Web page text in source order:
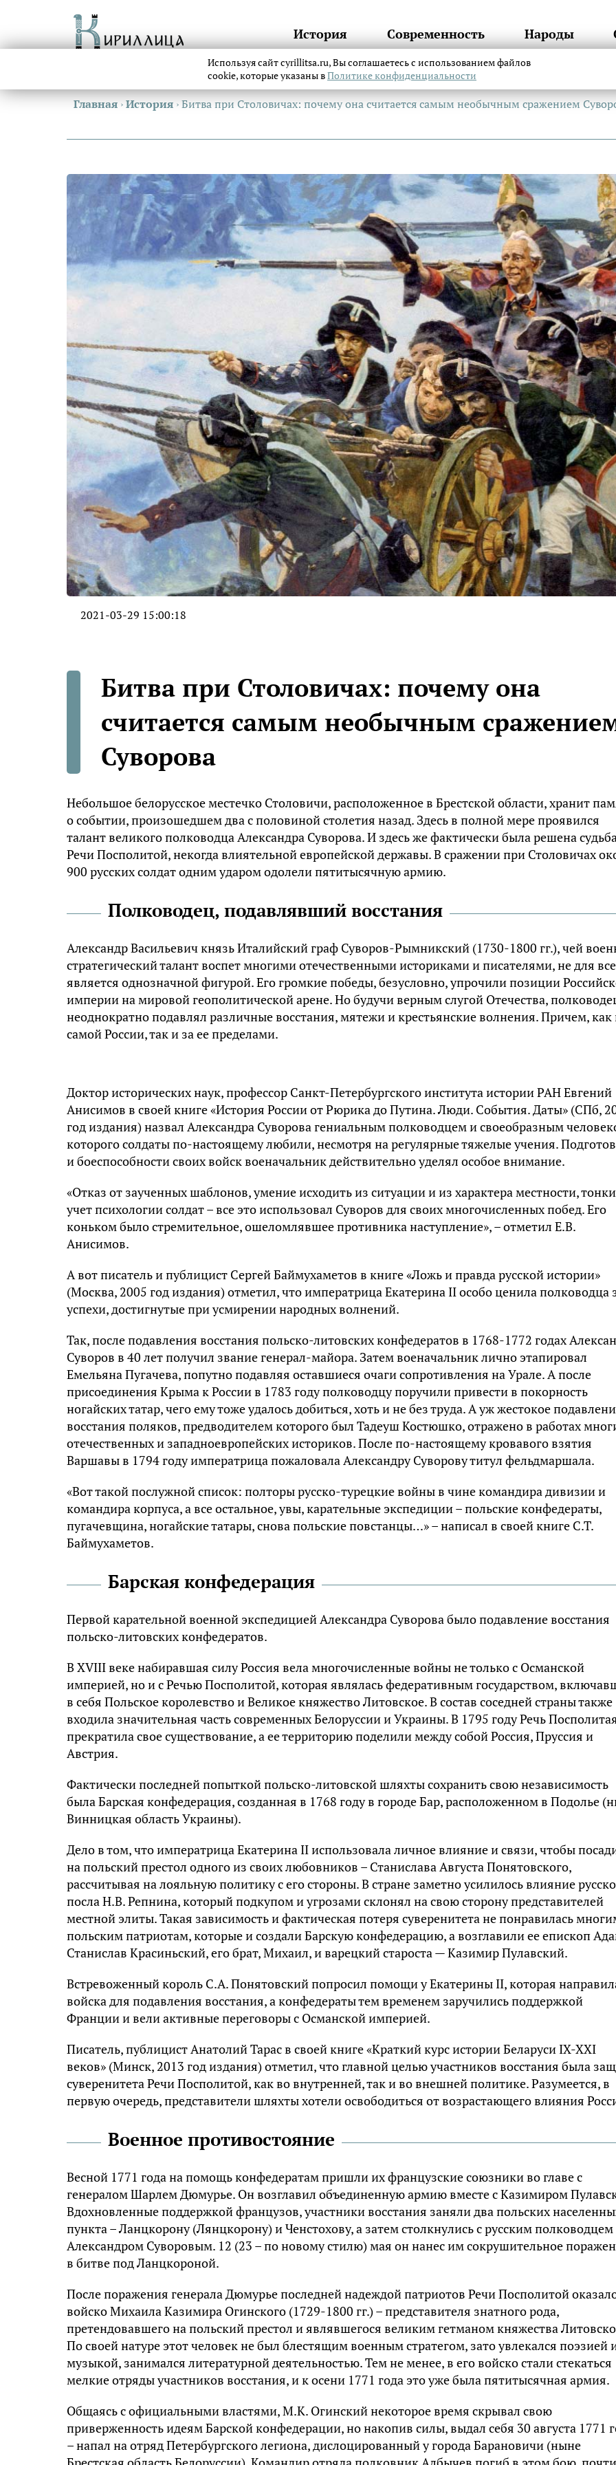
История Современность Народы
Главная ›История ›Битва при Столовичах: почему она считается самым необычным сражением
2021-03-29 15:00:18
Битва при Столовичах: почему она
считается самым необычным
Суворова
Небольшое белорусское местечко Столовичи, расположенное в Брестской области, хранит
о событии, произошедшем два с половиной столетия назад. Здесь в полной мере проявился
талант великого полководца Александра Суворова. И здесь же фактически была решена
Речи Посполитой, некогда влиятельной европейской державы. В сражении при Столовичах
900 русских солдат одним ударом одолели пятитысячную армию.
Полководец, подавлявший восстания
Александр Васильевич князь Италийский граф Суворов-Рымникский (1730-1800 гг.), чей
стратегический талант воспет многими отечественными историками и писателями, не для
является однозначной фигурой. Его громкие победы, безусловно, упрочили позиции
империи на мировой геополитической арене. Но будучи верным слугой Отечества,
неоднократно подавлял различные восстания, мятежи и крестьянские волнения. Причем, как
самой России, так и за ее пределами.
Доктор исторических наук, профессор Санкт-Петербургского института истории РАН Евгений
Анисимов в своей книге «История России от Рюрика до Путина. Люди. События. Даты» (СПб,
год издания) назвал Александра Суворова гениальным полководцем и своеобразным
которого солдаты по-настоящему любили, несмотря на регулярные тяжелые учения.
и боеспособности своих войск военачальник действительно уделял особое внимание.
«Отказ от заученных шаблонов, умение исходить из ситуации и из характера местности,
учет психологии солдат – все это использовал Суворов для своих многочисленных побед. Его
коньком было стремительное, ошеломлявшее противника наступление», – отметил Е.В.
Анисимов.
А вот писатель и публицист Сергей Баймухаметов в книге «Ложь и правда русской истории»
(Москва, 2005 год издания) отметил, что императрица Екатерина II особо ценила полководца
успехи, достигнутые при усмирении народных волнений.
Так, после подавления восстания польско-литовских конфедератов в 1768-1772 годах
Суворов в 40 лет получил звание генерал-майора. Затем военачальник лично этапировал
Емельяна Пугачева, попутно подавляя оставшиеся очаги сопротивления на Урале. А после
присоединения Крыма к России в 1783 году полководцу поручили привести в покорность
ногайских татар, чего ему тоже удалось добиться, хоть и не без труда. А уж жестокое
восстания поляков, предводителем которого был Тадеуш Костюшко, отражено в работах
отечественных и западноевропейских историков. После по-настоящему кровавого взятия
Варшавы в 1794 году императрица пожаловала Александру Суворову титул фельдмаршала.
«Вот такой послужной список: полторы русско-турецкие войны в чине командира дивизии и
командира корпуса, а все остальное, увы, карательные экспедиции – польские конфедераты,
пугачевщина, ногайские татары, снова польские повстанцы…» – написал в своей книге С.Т.
Баймухаметов.
Барская конфедерация
Первой карательной военной экспедицией Александра Суворова было подавление восстания
польско-литовских конфедератов.
В XVIII веке набиравшая силу Россия вела многочисленные войны не только с Османской
империей, но и с Речью Посполитой, которая являлась федеративным государством,
в себя Польское королевство и Великое княжество Литовское. В состав соседней страны также
входила значительная часть современных Белоруссии и Украины. В 1795 году Речь
прекратила свое существование, а ее территорию поделили между собой Россия, Пруссия и
Австрия.
Фактически последней попыткой польско-литовской шляхты сохранить свою независимость
была Барская конфедерация, созданная в 1768 году в городе Бар, расположенном в Подолье
Винницкая область Украины).
Дело в том, что императрица Екатерина II использовала личное влияние и связи, чтобы
на польский престол одного из своих любовников – Станислава Августа Понятовского,
рассчитывая на лояльную политику с его стороны. В стране заметно усилилось влияние
посла Н.В. Репнина, который подкупом и угрозами склонял на свою сторону представителей
местной элиты. Такая зависимость и фактическая потеря суверенитета не понравилась
польским патриотам, которые и создали Барскую конфедерацию, а возглавили ее епископ
Станислав Красиньский, его брат, Михаил, и варецкий староста — Казимир Пулавский.
Встревоженный король С.А. Понятовский попросил помощи у Екатерины II, которая
войска для подавления восстания, а конфедераты тем временем заручились поддержкой
Франции и вели активные переговоры с Османской империей.
Писатель, публицист Анатолий Тарас в своей книге «Краткий курс истории Беларуси IX-XXI
веков» (Минск, 2013 год издания) отметил, что главной целью участников восстания была
суверенитета Речи Посполитой, как во внутренней, так и во внешней политике. Разумеется, в
первую очередь, представители шляхты хотели освободиться от возрастающего влияния
Военное противостояние
Весной 1771 года на помощь конфедератам пришли их французские союзники во главе с
генералом Шарлем Дюмурье. Он возглавил объединенную армию вместе с Казимиром
Вдохновленные поддержкой французов, участники восстания заняли два польских
пункта – Ланцкорону (Лянцкорону) и Ченстохову, а затем столкнулись с русским полководцем
Александром Суворовым. 12 (23 – по новому стилю) мая он нанес им сокрушительное
в битве под Ланцкороной.
После поражения генерала Дюмурье последней надеждой патриотов Речи Посполитой
войско Михаила Казимира Огинского (1729-1800 гг.) – представителя знатного рода,
претендовавшего на польский престол и являвшегося великим гетманом княжества
По своей натуре этот человек не был блестящим военным стратегом, зато увлекался поэзией
музыкой, занимался литературной деятельностью. Тем не менее, в его войско стали стекаться
мелкие отряды участников восстания, и к осени 1771 года это уже была пятитысячная армия.
Общаясь с официальными властями, М.К. Огинский некоторое время скрывал свою
приверженность идеям Барской конфедерации, но накопив силы, выдал себя 30 августа 1771
– напал на отряд Петербургского легиона, дислоцированный у города Барановичи (ныне
Используя сайт cyrillitsa.ru, Вы соглашаетесь с использованием файлов
cookie, которые указаны вПолитике конфиденциальности